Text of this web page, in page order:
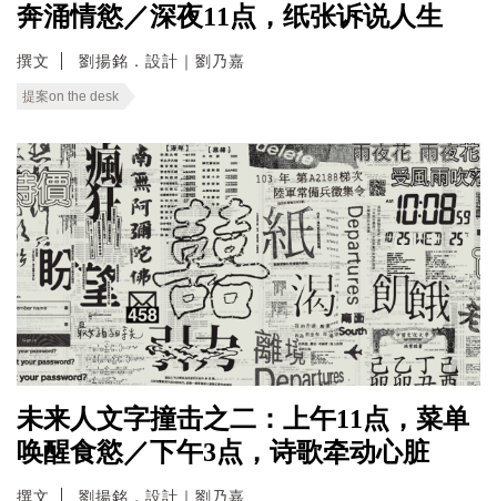
奔涌情慾／深夜11点，纸张诉说人生
撰文 劉揚銘．設計｜劉乃嘉
提案on the desk
未来人文字撞击之二：上午11点，菜单
唤醒食慾／下午3点，诗歌牵动心脏
撰文 劉揚銘．設計｜劉乃嘉